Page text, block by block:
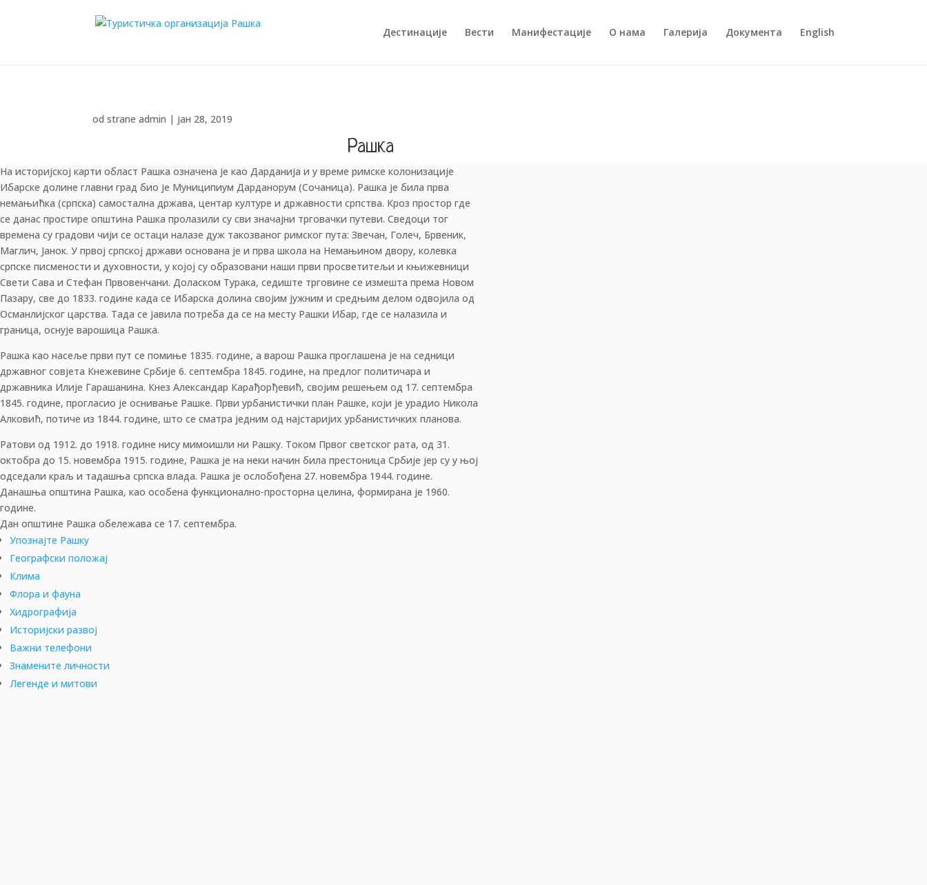
Дестинације Вести Манифестације О нама Галерија Документа English
od straneadmin | јан 28, 2019
Рашка
„Рашка, место где смо рођени“... Никола Пашић
На историјској карти област Рашка означена је као Дарданија и у време римске колонизације
Ибарске долине главни град био је Муниципиум Дарданорум (Сочаница). Рашка је била прва
немањићка (српска) самостална држава, центар културе и државности српства. Кроз простор где
се данас простире општина Рашка пролазили су сви значајни трговачки путеви. Сведоци тог
времена су градови чији се остаци налазе дуж такозваног римског пута: Звечан, Голеч, Брвеник,
Маглич, Јанок. У првој српској држави основана је и прва школа на Немањином двору, колевка
српске писмености и духовности, у којој су образовани наши први просветитељи и књижевници
Свети Сава и Стефан Првовенчани. Доласком Турака, седиште трговине се измешта према Новом
Пазару, све до 1833. године када се Ибарска долина својим јужним и средњим делом одвојила од
Османлијског царства. Тада се јавила потреба да се на месту Рашки Ибар, где се налазила и
граница, оснује варошица Рашка.
Рашка као насеље први пут се помиње 1835. године, а варош Рашка проглашена је на седници
државног совјета Кнежевине Србије 6. септембра 1845. године, на предлог политичара и
државника Илије Гарашанина. Кнез Александар Карађорђевић, својим решењем од 17. септембра
1845. године, прогласио је оснивање Рашке. Први урбанистички план Рашке, који је урадио Никола
Алковић, потиче из 1844. године, што се сматра једним од најстаријих урбанистичких планова.
Ратови од 1912. до 1918. године нису мимоишли ни Рашку. Током Првог светског рата, од 31.
октобра до 15. новембра 1915. године, Рашка је на неки начин била престоница Србије јер су у њој
одседали краљ и тадашња српска влада. Рашка је ослобођена 27. новембра 1944. године.
Данашња општина Рашка, као особена функционално-просторна целина, формирана је 1960.
године.
Дан општине Рашка обележава се 17. септембра.
Упознајте Рашку
Географски положај
Клима
Флора и фауна
Хидрографија
Историјски развој
Важни телефони
Знамените личности
Легенде и митови